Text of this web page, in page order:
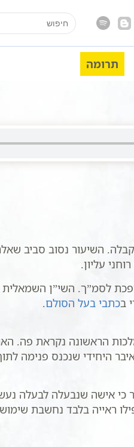
Search
for:
תרומה
השיעור נסוב סביב
עליון.
לסמ”ך. השי”ן
בכתבי בעל הסולם.
הראשונה נקראת פה.
היחידי שנכנס פנימה
כי אישה שנבעלה לבעלה
ראייה בלבד נחשבת